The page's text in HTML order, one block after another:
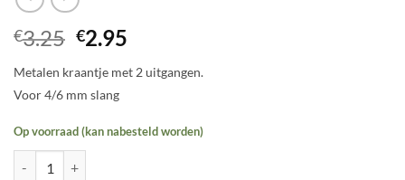
€3.25 Oorspronkelijke
was:
€3.25.
€2.95
is:
Metalen kraantje met 2 uitgangen.
Voor 4/6 mm slang
Op voorraad (kan nabesteld worden)